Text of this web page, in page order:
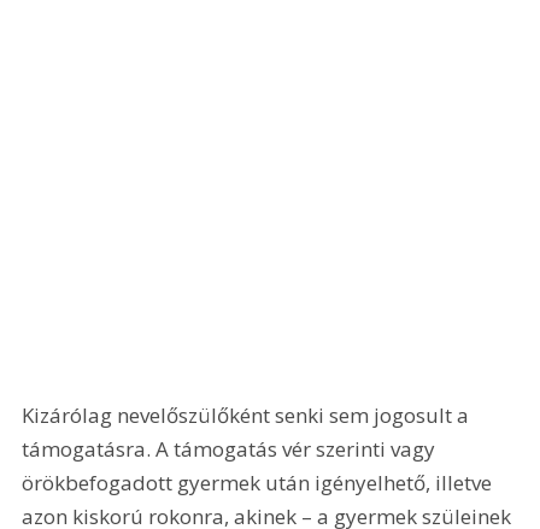
Kizárólag nevelőszülőként senki sem jogosult a
támogatásra. A támogatás vér szerinti vagy
örökbefogadott gyermek után igényelhető, illetve
azon kiskorú rokonra, akinek – a gyermek szüleinek